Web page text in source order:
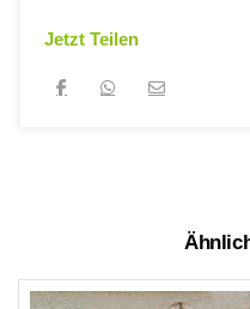
Jetzt Teilen